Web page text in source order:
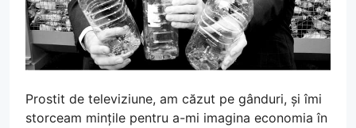
Prostit de televiziune, am căzut pe gânduri, și îmi
storceam mințile pentru a-mi imagina economia în